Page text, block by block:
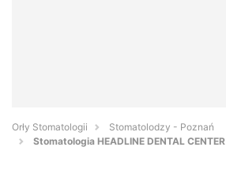
Orły Stomatologii
Stomatolodzy - Poznań
Stomatologia HEADLINE DENTAL CENTER